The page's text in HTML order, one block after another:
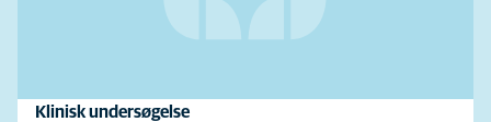
Klinisk undersøgelse